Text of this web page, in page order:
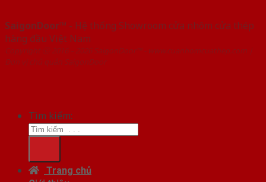
SaigonDoor™ - Hệ thống Showroom cửa nhôm cửa thép
hàng đầu Việt Nam
Copyright ⓒ 2016 – 2026 SaigonDoor™ - www.cuanhomcuathep.com |
Đơn vị chủ quản SaigonDoor
Tìm kiếm:
Trang chủ